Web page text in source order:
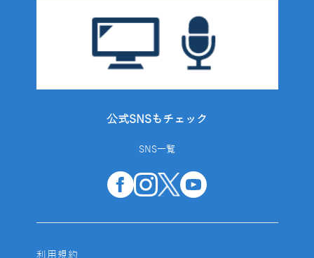
公式SNSもチェック
SNS一覧
利用規約